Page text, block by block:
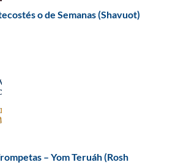
o de Semanas (Shavuot)
– Yom Teruáh (Rosh